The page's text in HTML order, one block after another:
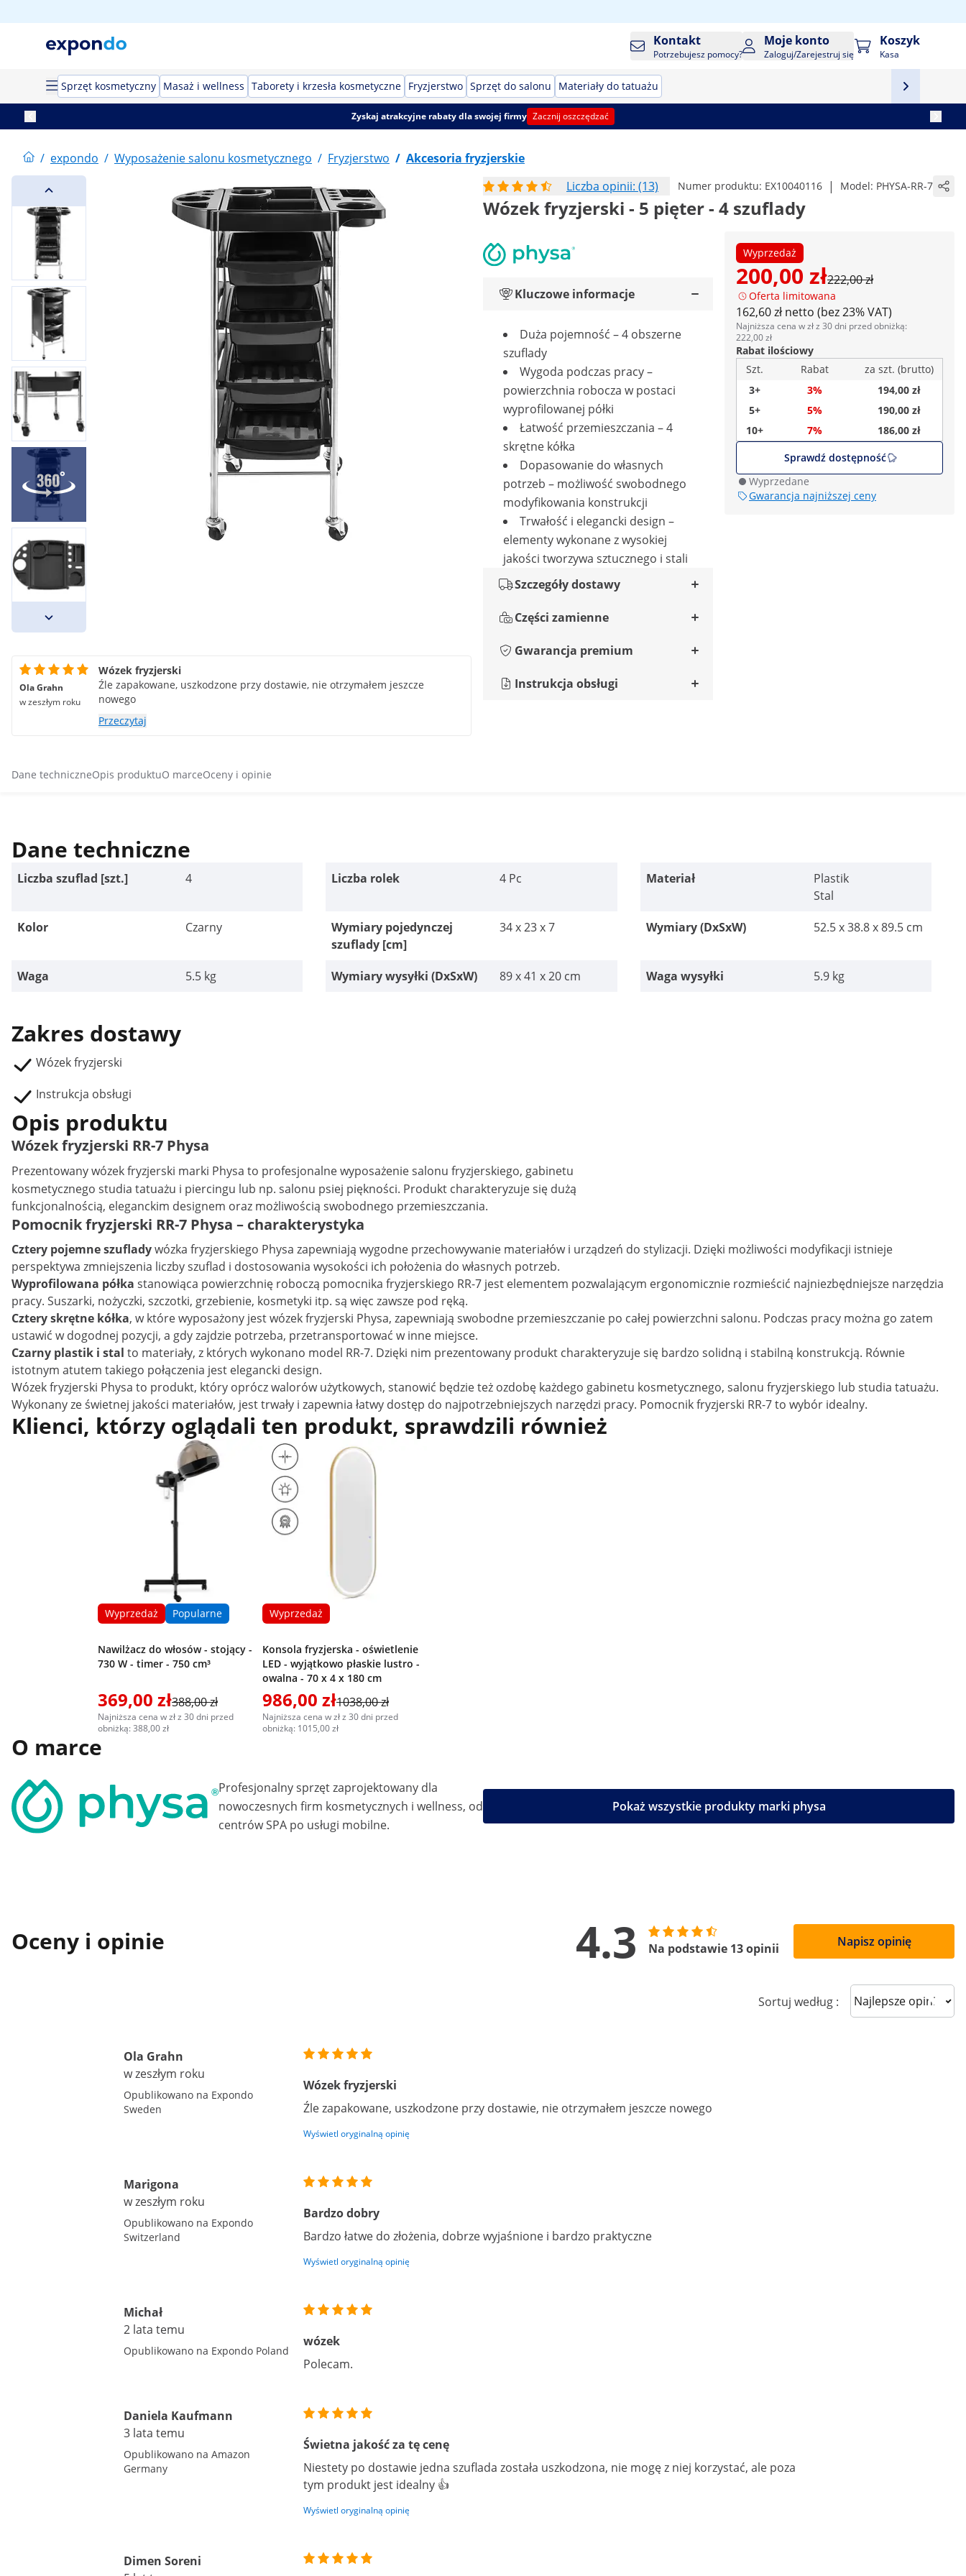
Kontakt
Potrzebujesz pomocy?
Moje konto
Zaloguj/Zarejestruj się
Koszyk
Kasa
Sprzęt kosmetyczny Masaż i wellness Taborety i krzesła kosmetyczne Fryzjerstwo Sprzęt do salonu Materiały do tatuażu
Zyskaj atrakcyjne rabaty dla swojej firmy Zacznij oszczędzać
/ expondo / Wyposażenie salonu kosmetycznego / Fryzjerstwo / Akcesoria fryzjerskie
Liczba opinii: (13)
Numer produktu: EX10040116 | Model: PHYSA-RR-7
Wózek fryzjerski - 5 pięter - 4 szuflady
Wyprzedaż
200,00 zł222,00 zł
Oferta limitowana
162,60 zł netto (bez 23% VAT)
Najniższa cena w zł z 30 dni przed obniżką:
222,00 zł
Rabat ilościowy
Szt.
Rabat
za szt. (brutto)
3+
3%
194,00 zł
5+
5%
190,00 zł
10+
7%
186,00 zł
Sprawdź dostępność
Wyprzedane
Gwarancja najniższej ceny
Kluczowe informacje
Duża pojemność – 4 obszerne
szuflady
Wygoda podczas pracy –
powierzchnia robocza w postaci
wyprofilowanej półki
Łatwość przemieszczania – 4
skrętne kółka
Dopasowanie do własnych
potrzeb – możliwość swobodnego
modyfikowania konstrukcji
Trwałość i elegancki design –
elementy wykonane z wysokiej
jakości tworzywa sztucznego i stali
Szczegóły dostawy
Części zamienne
Gwarancja premium
Instrukcja obsługi
Ola Grahn
w zeszłym roku
Wózek fryzjerski
Źle zapakowane, uszkodzone przy dostawie, nie otrzymałem jeszcze
nowego
Przeczytaj
Dane techniczneOpis produktuO marceOceny i opinie
Dane techniczne
Liczba szuflad [szt.] 4 Liczba rolek 4 Pc Materiał
Plastik
Stal
Kolor
Czarny
Wymiary pojedynczej
szuflady [cm]
34 x 23 x 7 Wymiary (DxSxW) 52.5 x 38.8 x 89.5 cm
Waga 5.5 kg Wymiary wysyłki (DxSxW) 89 x 41 x 20 cm Waga wysyłki 5.9 kg
Zakres dostawy
Wózek fryzjerski
Instrukcja obsługi
Opis produktu
Wózek fryzjerski RR-7 Physa
Prezentowanywózek fryzjerski marki Physa to profesjonalne wyposażenie salonu fryzjerskiego, gabinetu
kosmetycznego studia tatuażu i piercingu lub np. salonu psiej piękności. Produkt charakteryzuje się dużą
funkcjonalnością, eleganckim designem oraz możliwością swobodnego przemieszczania.
Pomocnik fryzjerski RR-7 Physa – charakterystyka
Cztery pojemne szufladywózka fryzjerskiego Physa zapewniają wygodne przechowywanie materiałów i urządzeń do stylizacji. Dzięki możliwości modyfikacji istnieje
perspektywa zmniejszenia liczby szuflad i dostosowania wysokości ich położenia do własnych potrzeb.
Wyprofilowana półka stanowiąca powierzchnię roboczą pomocnika fryzjerskiego RR-7 jest elementem pozwalającym ergonomicznie rozmieścić najniezbędniejsze narzędzia
pracy. Suszarki, nożyczki, szczotki, grzebienie, kosmetyki itp. są więc zawsze pod ręką.
Cztery skrętne kółka, w które wyposażony jest wózek fryzjerski Physa, zapewniają swobodne przemieszczanie po całej powierzchni salonu. Podczas pracy można go zatem
ustawić w dogodnej pozycji, a gdy zajdzie potrzeba, przetransportować w inne miejsce.
Czarny plastik i stal to materiały, z których wykonano model RR-7. Dzięki nim prezentowany produkt charakteryzuje się bardzo solidną i stabilną konstrukcją. Równie
istotnym atutem takiego połączenia jest elegancki design.
Wózek fryzjerski Physa to produkt, który oprócz walorów użytkowych, stanowić będzie też ozdobę każdego gabinetu kosmetycznego, salonu fryzjerskiego lub studia tatuażu.
Wykonany ze świetnej jakości materiałów, jest trwały i zapewnia łatwy dostęp do najpotrzebniejszych narzędzi pracy. Pomocnik fryzjerski RR-7 to wybór idealny.
Klienci, którzy oglądali ten produkt, sprawdzili również
Wyprzedaż Popularne
Nawilżacz do włosów - stojący -
730 W - timer - 750 cm³
369,00 zł388,00 zł
Najniższa cena w zł z 30 dni przed
obniżką: 388,00 zł
Wyprzedaż
Konsola fryzjerska - oświetlenie
LED - wyjątkowo płaskie lustro -
owalna - 70 x 4 x 180 cm
986,00 zł1038,00 zł
Najniższa cena w zł z 30 dni przed
obniżką: 1015,00 zł
O marce
Profesjonalny sprzęt zaprojektowany dla
nowoczesnych firm kosmetycznych i wellness, od
centrów SPA po usługi mobilne.
Pokaż wszystkie produkty marki physa
Oceny i opinie 4.3 Na podstawie 13 opinii Napisz opinię
Sortuj według : Sort reviews
Ola Grahn
w zeszłym roku
Opublikowano na Expondo
Sweden
Wózek fryzjerski
Źle zapakowane, uszkodzone przy dostawie, nie otrzymałem jeszcze nowego
Wyświetl oryginalną opinię
Marigona
w zeszłym roku
Opublikowano na Expondo
Switzerland
Bardzo dobry
Bardzo łatwe do złożenia, dobrze wyjaśnione i bardzo praktyczne
Wyświetl oryginalną opinię
Michał
2 lata temu
Opublikowano na Expondo Poland
wózek
Polecam.
Daniela Kaufmann
3 lata temu
Opublikowano na Amazon
Germany
Świetna jakość za tę cenę
Niestety po dostawie jedna szuflada została uszkodzona, nie mogę z niej korzystać, ale poza
tym produkt jest idealny 👍
Wyświetl oryginalną opinię
Dimen Soreni